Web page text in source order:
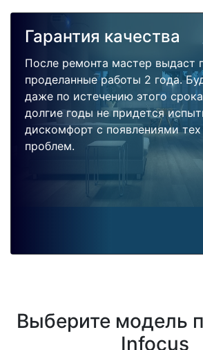
Гарантия качества
После ремонта мастер выдаст
проделанные работы 2 года.
даже по истечению этого
долгие годы не придется
дискомфорт с появлениями
проблем.
Выберите модель
Infocus